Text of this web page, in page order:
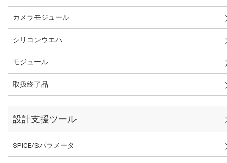
カメラモジュール
シリコンウエハ
モジュール
取扱終了品
設計支援ツール
SPICE/Sパラメータ